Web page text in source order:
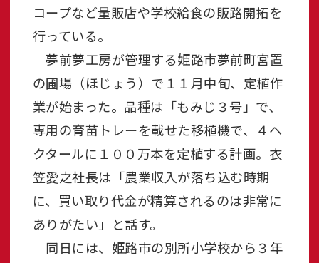
コープなど量販店や学校給食の販路開拓を
行っている。
夢前夢工房が管理する姫路市夢前町宮置
の圃場（ほじょう）で１１月中旬、定植作
業が始まった。品種は「もみじ３号」で、
専用の育苗トレーを載せた移植機で、４ヘ
クタールに１００万本を定植する計画。衣
笠愛之社長は「農業収入が落ち込む時期
に、買い取り代金が精算されるのは非常に
ありがたい」と話す。
同日には、姫路市の別所小学校から３年